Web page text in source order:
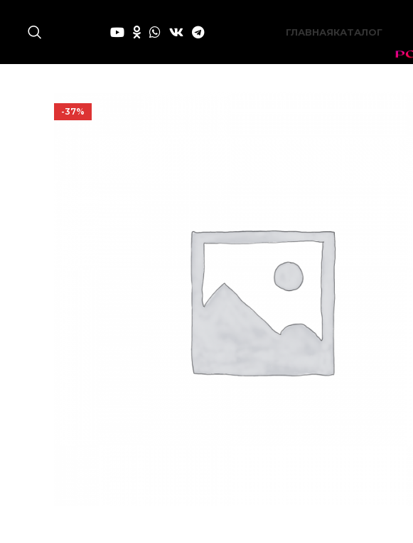
ГЛАВНАЯКАТАЛОГ
-37%